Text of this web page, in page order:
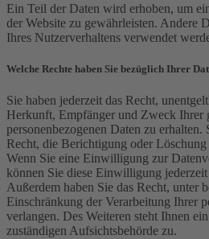
Ein Teil der Daten wird erhoben, um
der Website zu gewährleisten. Andere
Ihres Nutzerverhaltens verwendet
Welche Rechte haben Sie bezüglich Ihrer
Sie haben jederzeit das Recht,
Herkunft, Empfänger und Zweck Ihrer
personenbezogenen Daten zu erhalten.
Recht, die Berichtigung oder
Wenn Sie eine Einwilligung zur
können Sie diese Einwilligung
Außerdem haben Sie das Recht, unter
Einschränkung der Verarbeitung Ihrer
verlangen. Des Weiteren steht Ihnen
zuständigen Aufsichtsbehörde zu.